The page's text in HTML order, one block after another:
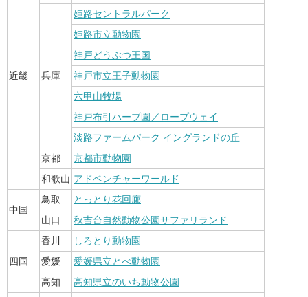
近畿 兵庫
姫路セントラルパーク
姫路市立動物園
神戸どうぶつ王国
神戸市立王子動物園
六甲山牧場
神戸布引ハーブ園／ロープウェイ
淡路ファームパーク イングランドの丘
京都
京都市動物園
和歌山 アドベンチャーワールド
中国
鳥取
とっとり花回廊
山口
秋吉台自然動物公園サファリランド
四国
香川
しろとり動物園
愛媛
愛媛県立とべ動物園
高知
高知県立のいち動物公園